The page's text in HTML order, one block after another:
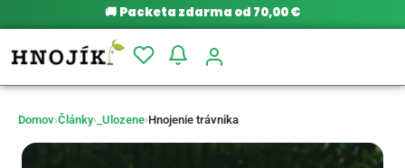
🚚 Packeta zdarma od 70,00 €
Domov›Články› _Ulozene›Hnojenie trávnika